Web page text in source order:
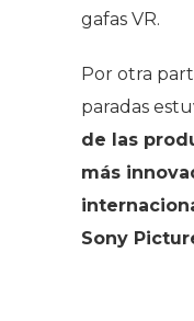
gafas VR.
Por otra
paradas
de las
más
Sony